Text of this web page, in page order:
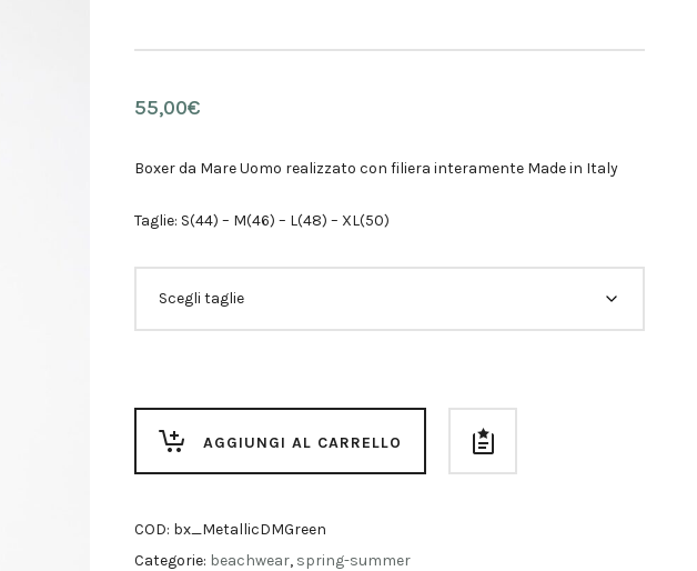
55,00€
Boxer da Mare Uomo realizzato con filiera interamente Made in Italy
Taglie: S(44) – M(46) – L(48) – XL(50)
AGGIUNGI AL CARRELLO
COD: bx_MetallicDMGreen
Categorie: beachwear, spring-summer